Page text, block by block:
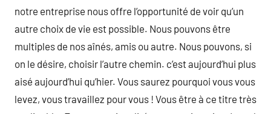
notre entreprise nous offre l’opportunité de voir qu’un
autre choix de vie est possible. Nous pouvons être
multiples de nos aînés, amis ou autre. Nous pouvons, si
on le désire, choisir l’autre chemin. c’est aujourd’hui plus
aisé aujourd’hui qu’hier. Vous saurez pourquoi vous vous
levez, vous travaillez pour vous ! Vous être à ce titre très